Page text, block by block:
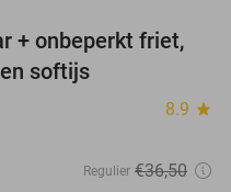
32%
+ onbeperkt friet,
softijs
8.9 star
Regulier €36,50